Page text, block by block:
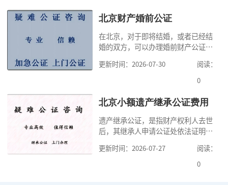
家，办理公证的时候除了需要按照公
道北京公证需要什么材料,北京公证需
要多少钱？北京公
北京财产婚前公证
在北京，对于即将结婚，或者已经结
婚的双方，可以办理婚前财产公证，
式，可以避免个人财产引发的纠纷，
但是，在北京办理婚前财产公证，除
料外，公证咨询告诉大家，我们有必
京婚前财产公证机构？了解这些不仅
有利于我们根
更新时间：2026-07-30
阅读：
0
北京小额遗产继承公证费用
遗产继承公证，是指财产权利人去世
后，其继承人申请公证处依法证明继
的证明活动。通过公证，继承人可以
拿着享有继承权的公证书办理遗产过
更新时间：2026-07-27
阅读：
0